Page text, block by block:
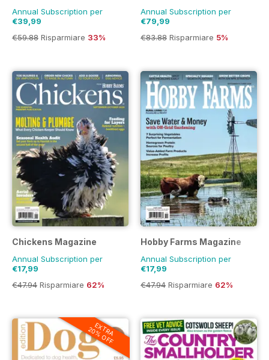
Annual Subscription per
€39,99
€59.88 Risparmiare 33%
Annual Subscription per
€79,99
€83.88 Risparmiare 5%
Chickens Magazine
Annual Subscription per
€17,99
€47.94 Risparmiare 62%
Hobby Farms Magazine
Annual Subscription per
€17,99
€47.94 Risparmiare 62%
EXTRA
20% OFF